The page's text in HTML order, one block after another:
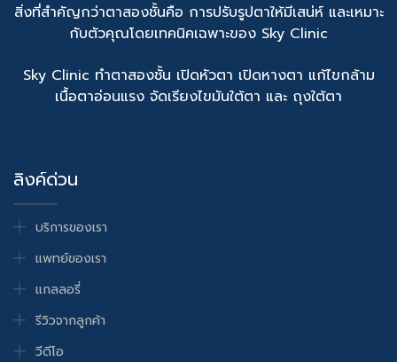
สิ่งที่สำคัญกว่าตาสองชั้นคือ การปรับรูปตาให้มีเสน่ห์ และเหมาะ
กับตัวคุณโดยเทคนิคเฉพาะของ Sky Clinic
Sky Clinic ทำตาสองชั้น เปิดหัวตา เปิดหางตา แก้ไขกล้าม
เนื้อตาอ่อนแรง จัดเรียงไขมันใต้ตา และ ถุงใต้ตา
ลิงค์ด่วน
บริการของเรา
แพทย์ของเรา
แกลลอรี่
รีวิวจากลูกค้า
วีดีโอ